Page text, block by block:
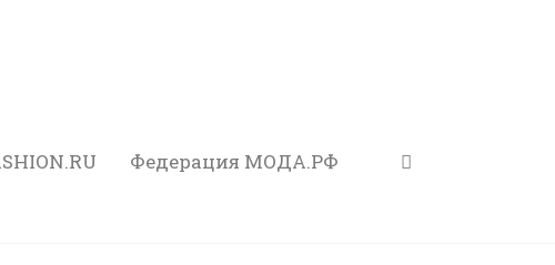
Федерация МОДА.РФ